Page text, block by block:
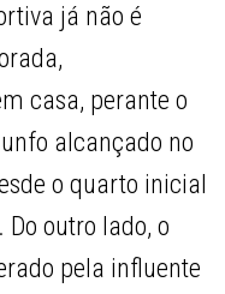
já não é
casa, perante o
alcançado no
o quarto inicial
outro lado, o
pela influente